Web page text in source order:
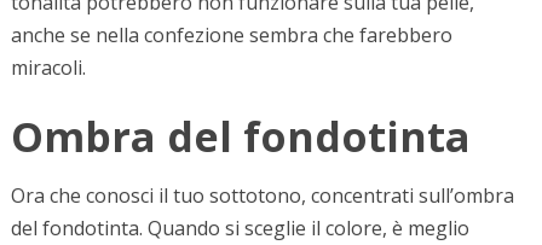
anche se nella confezione sembra che farebbero
miracoli.
Ombra del fondotinta
Ora che conosci il tuo sottotono, concentrati sull’ombra
del fondotinta. Quando si sceglie il colore, è meglio